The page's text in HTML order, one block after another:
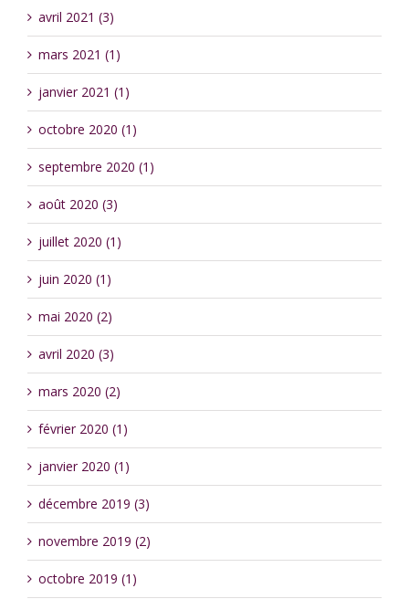
avril 2021 (3)
mars 2021 (1)
janvier 2021 (1)
octobre 2020 (1)
septembre 2020 (1)
août 2020 (3)
juillet 2020 (1)
juin 2020 (1)
mai 2020 (2)
avril 2020 (3)
mars 2020 (2)
février 2020 (1)
janvier 2020 (1)
décembre 2019 (3)
novembre 2019 (2)
octobre 2019 (1)